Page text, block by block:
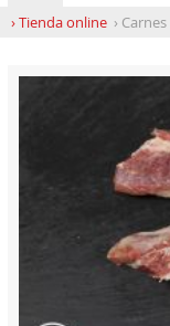
›Tienda online › Carnes